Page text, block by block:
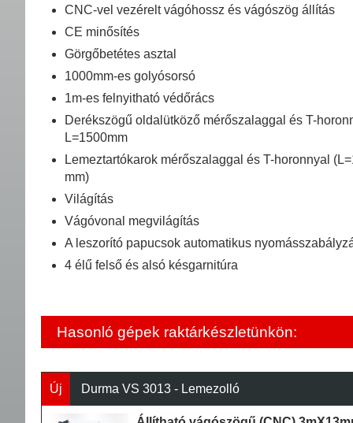
CNC-vel vezérelt vágóhossz és vágószög állítás
CE minősítés
Görgőbetétes asztal
1000mm-es golyósorsó
1m-es felnyitható védőrács
Derékszögű oldalütköző mérőszalaggal és T-
L=1500mm
Lemeztartókarok mérőszalaggal és T-horonnyal
mm)
Világítás
Vágóvonal megvilágítás
A leszorító papucsok automatikus
4 élű felső és alsó késgarnitúra
Hasonló gépek raktárkészletünkön:
Új Durma VS 3013 - Lemezolló